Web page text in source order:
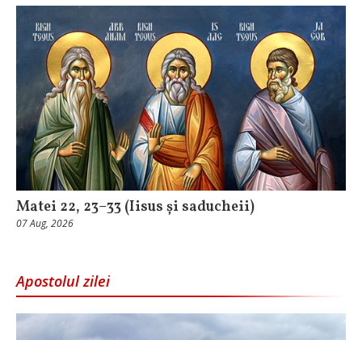
Matei 22, 23–33 (Iisus și saducheii)
07 Aug, 2026
Apostolul zilei